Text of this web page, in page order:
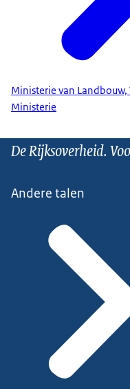
Ministerie van
Ministerie
De Rijksoverheid.
Andere talen